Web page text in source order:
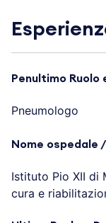
Penultimo
Pneumologo
Nome ospedale
Istituto Pio XII di
cura e